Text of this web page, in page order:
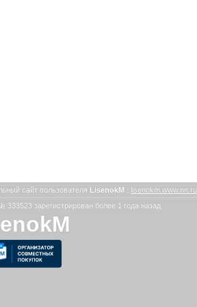
сайт пользователя LisenokM : lisenokm.www.nn.ru
333523 зарегистрирован более 1 года назад